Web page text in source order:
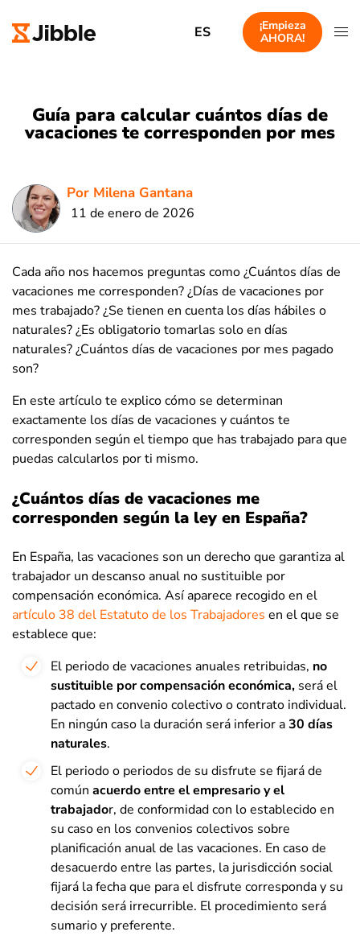
ES
¡Empieza
AHORA!
Guía para calcular cuántos días de
vacaciones te corresponden por mes
Por Milena Gantana
11 de enero de 2026
Cada año nos hacemos preguntas como ¿Cuántos días de
vacaciones me corresponden? ¿Días de vacaciones por
mes trabajado? ¿Se tienen en cuenta los días hábiles o
naturales? ¿Es obligatorio tomarlas solo en días
naturales? ¿Cuántos días de vacaciones por mes pagado
son?
En este artículo te explico cómo se determinan
exactamente los días de vacaciones y cuántos te
corresponden según el tiempo que has trabajado para que
puedas calcularlos por ti mismo.
¿Cuántos días de vacaciones me
corresponden según la ley en España?
En España, las vacaciones son un derecho que garantiza al
trabajador un descanso anual no sustituible por
compensación económica. Así aparece recogido en el
artículo 38 del Estatuto de los Trabajadores en el que se
establece que:
El periodo de vacaciones anuales retribuidas, no
sustituible por compensación económica, será el
pactado en convenio colectivo o contrato individual.
En ningún caso la duración será inferior a30 días
naturales.
El periodo o periodos de su disfrute se fijará de
común acuerdo entre el empresario y el
trabajador, de conformidad con lo establecido en
su caso en los convenios colectivos sobre
planificación anual de las vacaciones. En caso de
desacuerdo entre las partes, la jurisdicción social
fijará la fecha que para el disfrute corresponda y su
decisión será irrecurrible. El procedimiento será
sumario y preferente.